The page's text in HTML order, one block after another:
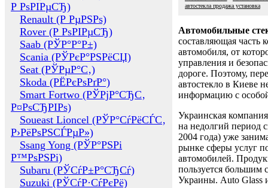
Р РѕРІРµСЂ)
Renault (Р РµРЅРѕ)
Rover (Р РѕРІРµСЂ)
Saab (РЎР°Р°Р±)
Scania (РЎРєР°РЅРёСЏ)
Seat (РЎРµР°С‚)
Skoda (РЁРєРѕРґР°)
Smart Fortwo (РЎРјР°СЂС‚
Р¤РѕСЂРІРѕ)
Soueast Lioncel (РЎР°СѓРёСЃС‚
Р›РёРѕРЅСЃРµР»)
Ssang Yong (РЎР°РЅРі
Р™РѕРЅРі)
Subaru (РЎСѓР±Р°СЂСѓ)
Suzuki (РЎСѓР·СѓРєРё)
автостекла продажа установка
Автомобильные
составляющая часть
автомобиля, от
управления и
дороге. Поэтому,
автостекло в Киеве
информацию с
Украинская
на недолгий период
2004 года) уже
рынке сферы услуг
автомобилей.
пользуется большим
Украины. Auto Glass